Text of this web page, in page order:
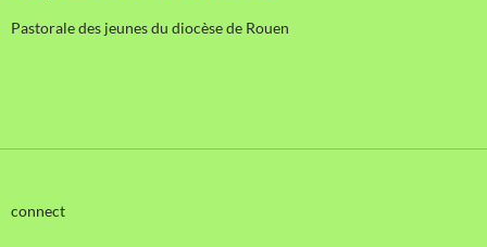
Pastorale des jeunes du diocèse de Rouen
connect